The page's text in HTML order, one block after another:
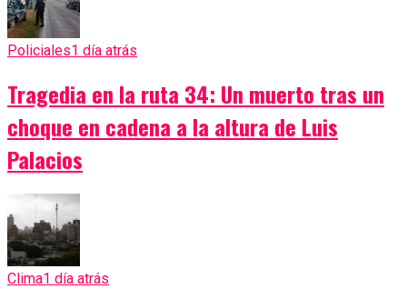
Policiales1 día atrás
Tragedia en la ruta 34: Un muerto tras un
choque en cadena a la altura de Luis
Palacios
Clima1 día atrás